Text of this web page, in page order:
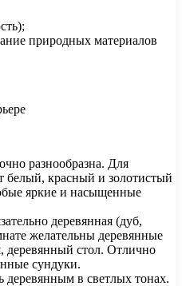
природных материалов
разнообразна. Для
белый, красный и золотистый
яркие и насыщенные
деревянная (дуб,
желательны деревянные
деревянный стол. Отлично
сундуки.
деревянным в светлых тонах.